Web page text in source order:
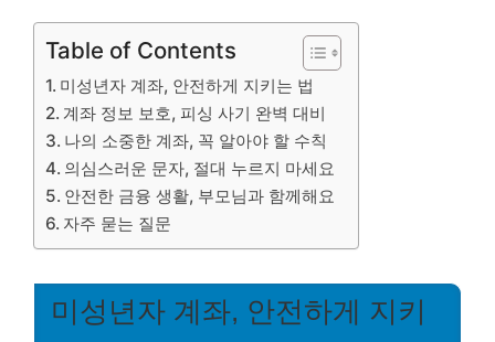
Table of Contents
미성년자 계좌, 안전하게 지키는 법
계좌 정보 보호, 피싱 사기 완벽 대비
나의 소중한 계좌, 꼭 알아야 할 수칙
의심스러운 문자, 절대 누르지 마세요
안전한 금융 생활, 부모님과 함께해요
자주 묻는 질문
미성년자 계좌, 안전하게 지키